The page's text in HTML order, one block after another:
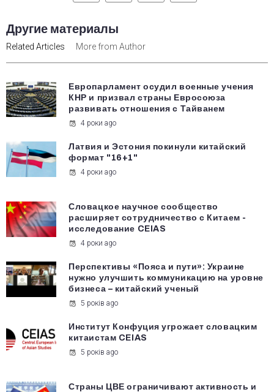
Другие материалы
Related Articles More from Author
Европарламент осудил военные учения
КНР и призвал страны Евросоюза
развивать отношения с Тайванем
4 роки ago
Латвия и Эстония покинули китайский
формат "16+1"
4 роки ago
Словацкое научное сообщество
расширяет сотрудничество с Китаем -
исследование CEIAS
4 роки ago
Перспективы «Пояса и пути»: Украине
нужно улучшить коммуникацию на уровне
бизнеса – китайский ученый
5 років ago
Институт Конфуция угрожает словацким
китаистам CEIAS
5 років ago
Страны ЦВЕ ограничивают активность и